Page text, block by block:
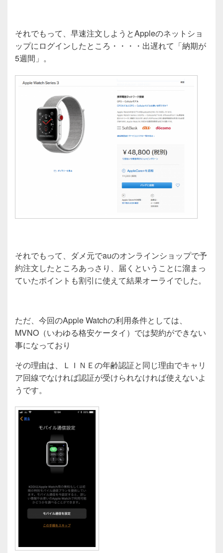
それでもって、早速注文しようとAppleのネットショ
ップにログインしたところ・・・・出遅れて「納期が
5週間」。
それでもって、ダメ元でauのオンラインショップで予
約注文したところあっさり、届くということに溜まっ
ていたポイントも割引に使えて結果オーライでした。
ただ、今回のApple Watchの利用条件としては、
MVNO（いわゆる格安ケータイ）では契約ができない
事になっており
その理由は、ＬＩＮＥの年齢認証と同じ理由でキャリ
ア回線でなければ認証が受けられなければ使えないよ
うです。